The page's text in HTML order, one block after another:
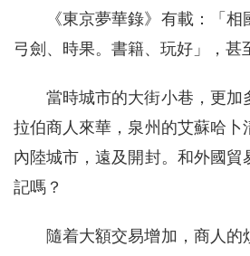
《東京夢華錄》有載：「
弓劍、時果。書籍、玩好」，甚
當時城市的大街小巷，更
拉伯商人來華，泉州的艾蘇哈
內陸城市，遠及開封。和外國
記嗎？
隨着大額交易增加，商人